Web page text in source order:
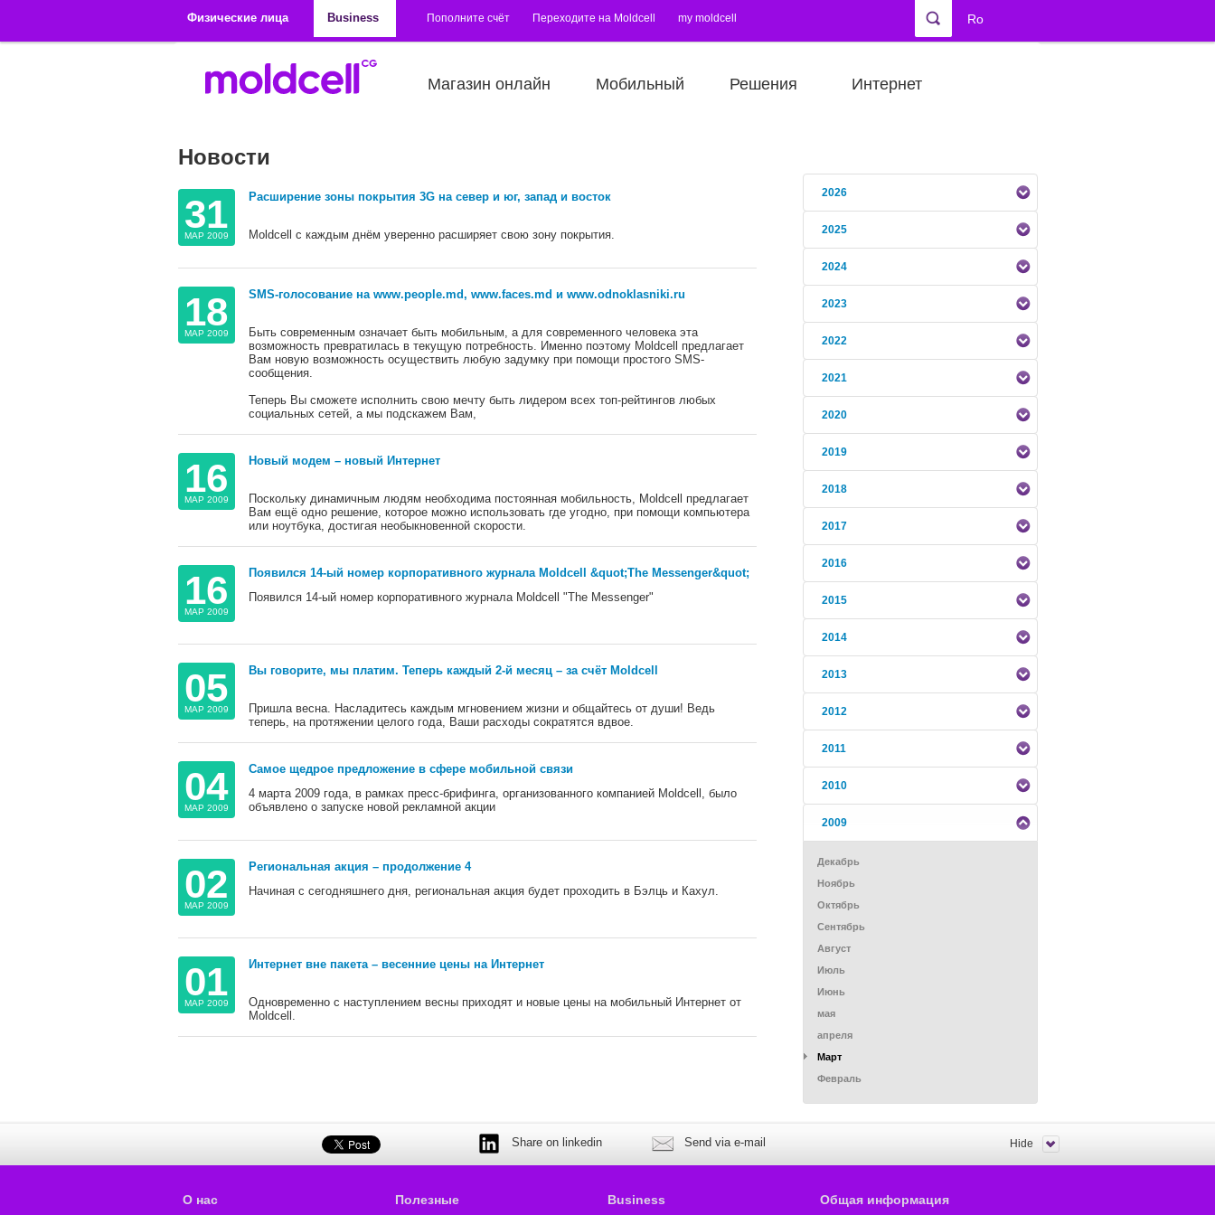
Физические лица
Business Пополните счёт Переходите на Moldcell my moldcell Ro
Магазин онлайн Мобильный Решения Интернет
Новости
31
МАР 2009
Расширение зоны покрытия 3G на север и юг, запад и восток
Moldcell с каждым днём уверенно расширяет свою зону покрытия.
18
МАР 2009
SMS-голосование на www.people.md, www.faces.md и www.odnoklasniki.ru
Быть современным означает быть мобильным, а для современного человека эта
возможность превратилась в текущую потребность. Именно поэтому Moldcell предлагает
Вам новую возможность осуществить любую задумку при помощи простого SMS-
сообщения.
Теперь Вы сможете исполнить свою мечту быть лидером всех топ-рейтингов любых
социальных сетей, а мы подскажем Вам,
16
МАР 2009
Новый модем – новый Интернет
Поскольку динамичным людям необходима постоянная мобильность, Moldcell предлагает
Вам ещё одно решение, которое можно использовать где угодно, при помощи компьютера
или ноутбука, достигая необыкновенной скорости.
16
МАР 2009
Появился 14-ый номер корпоративного журнала Moldcell &quot;The Messenger&quot;
Появился 14-ый номер корпоративного журнала Moldcell "The Messenger"
05
МАР 2009
Вы говорите, мы платим. Теперь каждый 2-й месяц – за счёт Moldcell
Пришла весна. Насладитесь каждым мгновением жизни и общайтесь от души! Ведь
теперь, на протяжении целого года, Ваши расходы сократятся вдвое.
04
МАР 2009
Самое щедрое предложение в сфере мобильной связи
4 марта 2009 года, в рамках пресс-брифинга, организованного компанией Moldcell, было
объявлено о запуске новой рекламной акции
02
МАР 2009
Региональная акция – продолжение 4
Начиная с сегодняшнего дня, региональная акция будет проходить в Бэлць и Кахул.
01
МАР 2009
Интернет вне пакета – весенние цены на Интернет
Одновременно с наступлением весны приходят и новые цены на мобильный Интернет от
Moldcell.
2026
2025
2024
2023
2022
2021
2020
2019
2018
2017
2016
2015
2014
2013
2012
2011
2010
2009
Декабрь
Ноябрь
Октябрь
Сентябрь
Август
Июль
Июнь
мая
апреля
Mарт
Февраль
Share on linkedin Send via e-mail Hide
О нас Полезные Business Общая информация